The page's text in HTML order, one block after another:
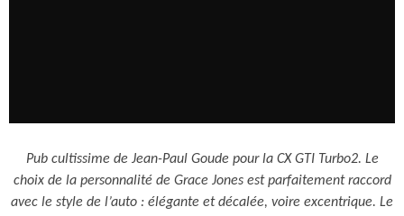
Pub cultissime de Jean-Paul Goude pour la CX GTI Turbo2. Le
choix de la personnalité de Grace Jones est parfaitement raccord
avec le style de l’auto : élégante et décalée, voire excentrique. Le